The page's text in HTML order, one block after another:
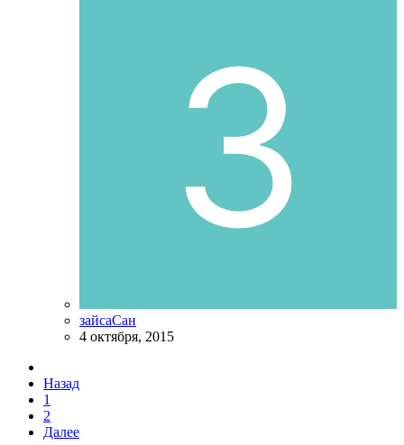
зайсаСан
4 октября, 2015
Назад
1
2
Далее